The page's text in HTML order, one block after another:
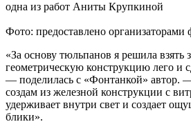
одна из работ Аниты Крупкиной
Фото: предоставлено организаторами
«За основу тюльпанов я решила взять
геометрическую конструкцию лего и
— поделилась с «Фонтанкой» автор.
создам из железной конструкции с
удерживает внутри свет и создает
блики».